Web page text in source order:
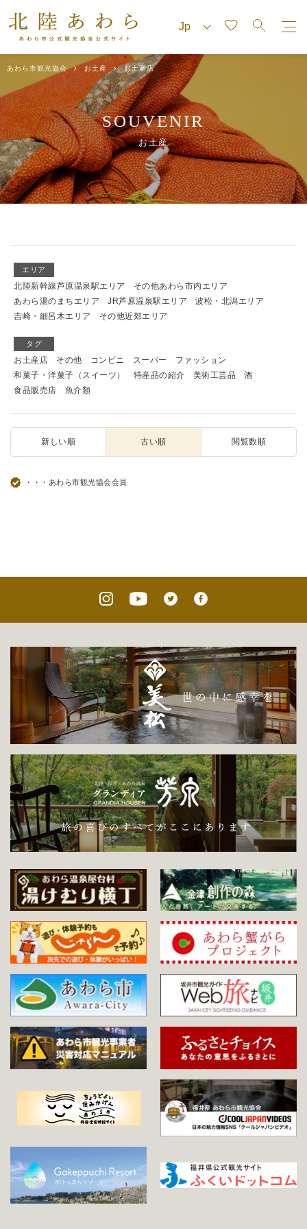
あわら市観光協会 お土産 お土産店
SOUVENIR
お土産
エリア
北陸新幹線芦原温泉駅エリア
その他あわら市内エリア
あわら湯のまちエリア
JR芦原温泉駅エリア
波松・北潟エリア
吉崎・細呂木エリア
その他近郊エリア
タグ
お土産店 その他 コンビニ スーパー
ファッション
和菓子・洋菓子（スイーツ）
特産品の紹介 美術工芸品
酒
食品販売店
魚介類
新しい順 古い順 閲覧数順
・・・あわら市観光協会会員